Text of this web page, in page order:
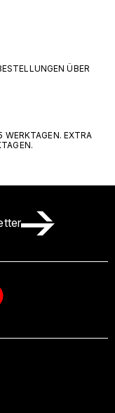
ÜBER
WERKTAGEN. EXTRA